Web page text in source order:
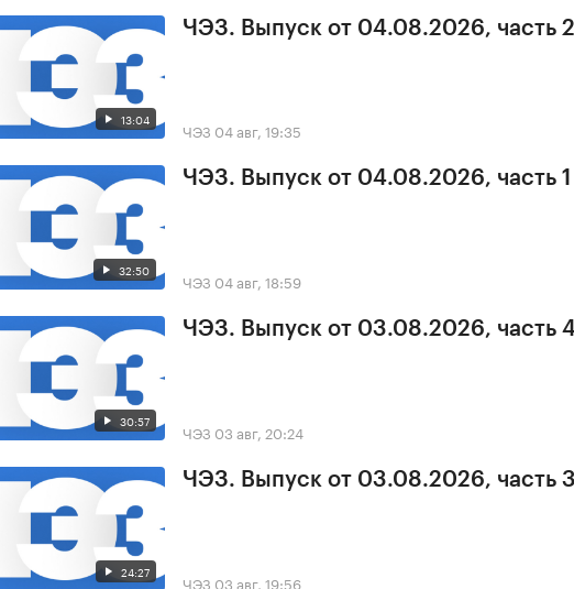
13:04
ЧЭЗ. Выпуск от 04.08.2026, часть 2
ЧЭЗ 04 авг, 19:35
32:50
ЧЭЗ. Выпуск от 04.08.2026, часть 1
ЧЭЗ 04 авг, 18:59
30:57
ЧЭЗ. Выпуск от 03.08.2026, часть
ЧЭЗ 03 авг, 20:24
24:27
ЧЭЗ. Выпуск от 03.08.2026, часть
ЧЭЗ 03 авг, 19:56